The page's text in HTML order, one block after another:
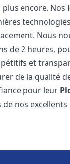
plus encore.
Nous
de 2 heures,
et
de la qualité
pour leur
de nos excellents